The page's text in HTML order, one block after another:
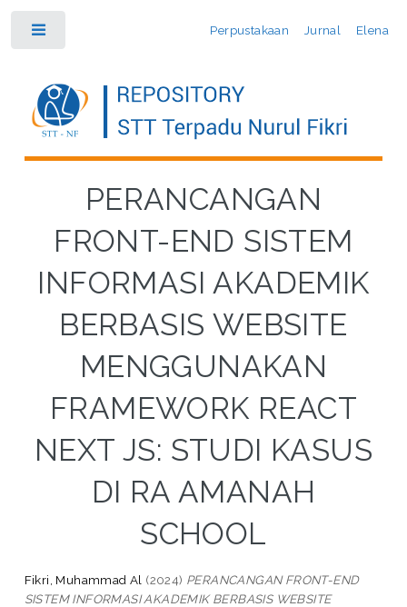
Perpustakaan Jurnal Elena
PERANCANGAN
FRONT-END SISTEM
INFORMASI AKADEMIK
BERBASIS WEBSITE
MENGGUNAKAN
FRAMEWORK REACT
NEXT JS: STUDI KASUS
DI RA AMANAH
SCHOOL
Fikri, Muhammad Al (2024) PERANCANGAN FRONT-END
SISTEM INFORMASI AKADEMIK BERBASIS WEBSITE